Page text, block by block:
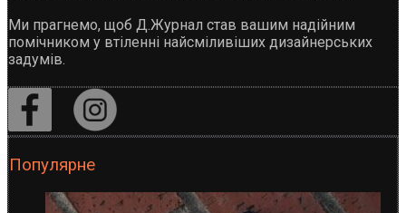
Ми прагнемо, щоб Д.Журнал став вашим надійним
помічником у втіленні найсміливіших дизайнерських
задумів.
Популярне